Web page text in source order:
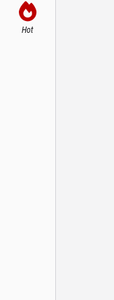
Hot